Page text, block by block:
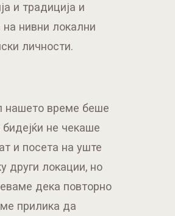
и традиција и
нивни локални
личности.
нашето време беше
бидејќи не чекаше
и посета на уште
други локации, но
дека повторно
прилика да